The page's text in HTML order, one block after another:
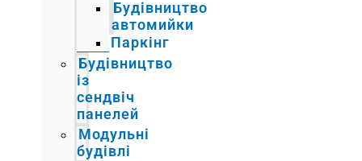
Будівництво
автомийки
Паркінг
Будівництво
із
сендвіч
панелей
Модульні
будівлі